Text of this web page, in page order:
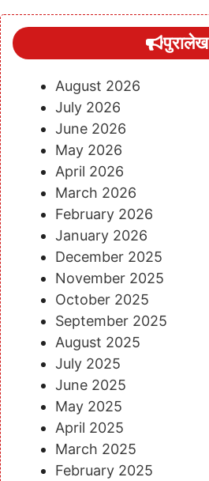
पुरालेख
August 2026
July 2026
June 2026
May 2026
April 2026
March 2026
February 2026
January 2026
December 2025
November 2025
October 2025
September 2025
August 2025
July 2025
June 2025
May 2025
April 2025
March 2025
February 2025